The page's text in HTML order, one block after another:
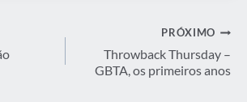
PRÓXIMO
Throwback Thursday –
GBTA, os primeiros anos